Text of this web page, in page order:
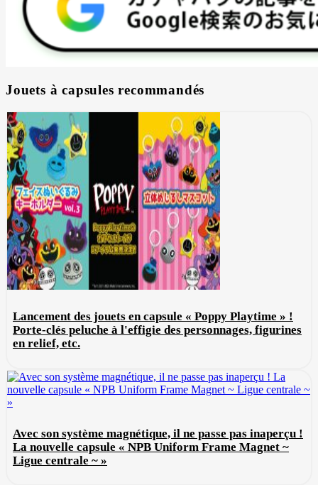
Jouets à capsules recommandés
Lancement des jouets en capsule « Poppy Playtime » !
Porte-clés peluche à l'effigie des personnages, figurines
en relief, etc.
Avec son système magnétique, il ne passe pas inaperçu !
La nouvelle capsule « NPB Uniform Frame Magnet ~
Ligue centrale ~ »